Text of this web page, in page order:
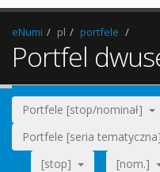
eNumi pl portfele
Portfel
Portfele [stop/nominał]
Portfele [seria tematyczna]
[stop]
[nom.]